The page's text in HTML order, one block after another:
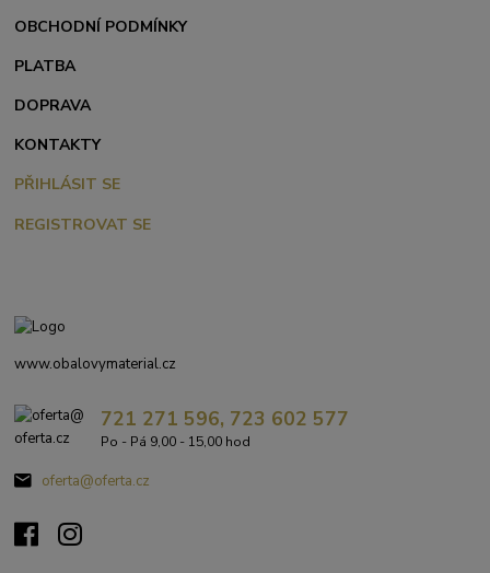
OBCHODNÍ PODMÍNKY
PLATBA
DOPRAVA
KONTAKTY
PŘIHLÁSIT SE
REGISTROVAT SE
www.obalovymaterial.cz
721 271 596, 723 602 577
Po - Pá 9,00 - 15,00 hod
oferta@oferta.cz